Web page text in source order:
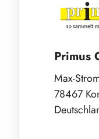
Primus
Max-
78467